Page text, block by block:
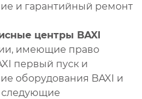
и гарантийный ремонт
центры BAXI
имеющие право
первый пуск и
оборудования BAXI и